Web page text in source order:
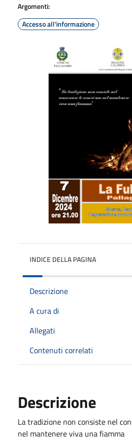
Argomenti:
Accesso all'informazione
INDICE DELLA PAGINA
Descrizione
A cura di
Allegati
Contenuti correlati
Descrizione
La tradizione non consiste nel
nel mantenere viva una fiamma